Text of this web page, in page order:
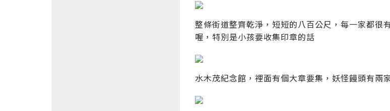
整條街道整齊乾淨，短短的八百公尺，每一家都很
喔，特別是小孩要收集印章的話
水木茂紀念館，裡面有個大章要集，妖怪饅頭有兩